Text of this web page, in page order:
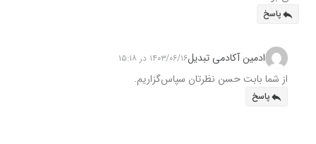
پاسخ
ادمین آکادمی تبدیل۱۴۰۳/۰۶/۱۶ در ۱۵:۱۸
از شما بابت حسن نظرتان سپاس‌گزاریم.
پاسخ